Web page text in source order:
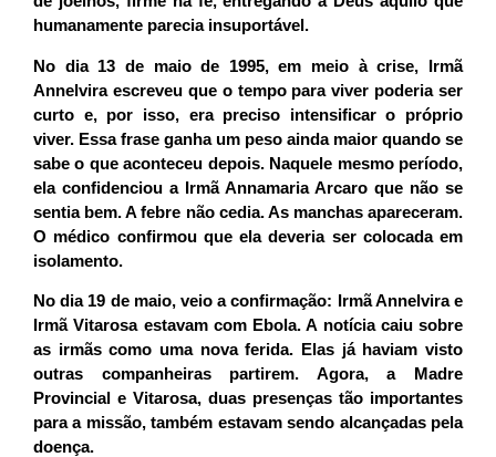
humanamente parecia insuportável.
No dia 13 de maio de 1995, em meio à crise, Irmã
Annelvira escreveu que o tempo para viver poderia ser
curto e, por isso, era preciso intensificar o próprio
viver. Essa frase ganha um peso ainda maior quando se
sabe o que aconteceu depois. Naquele mesmo período,
ela confidenciou a Irmã Annamaria Arcaro que não se
sentia bem. A febre não cedia. As manchas apareceram.
O médico confirmou que ela deveria ser colocada em
isolamento.
No dia 19 de maio, veio a confirmação: Irmã Annelvira e
Irmã Vitarosa estavam com Ebola. A notícia caiu sobre
as irmãs como uma nova ferida. Elas já haviam visto
outras companheiras partirem. Agora, a Madre
Provincial e Vitarosa, duas presenças tão importantes
para a missão, também estavam sendo alcançadas pela
doença.